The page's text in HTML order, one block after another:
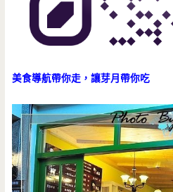
美食導航帶你走，讓芽月帶你吃